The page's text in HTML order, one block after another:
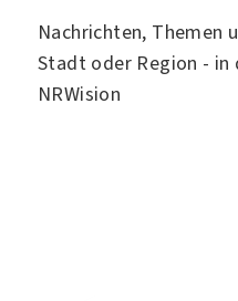
Nachrichten, Themen
Stadt oder Region - in
NRWision